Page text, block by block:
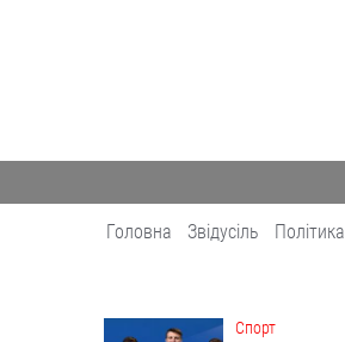
Головна Звідусіль Політика
Cпорт